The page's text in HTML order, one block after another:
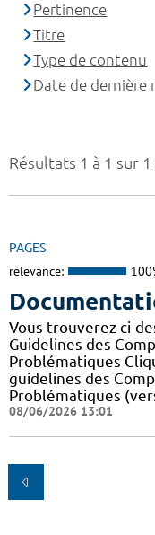
Résultats 1 à 1 sur
PAGES
relevance:
Vous trouverez ci-
Guidelines des
Problématiques
guidelines des
Problématiques
08/06/2026 13:01
Pertinence
Titre
Type de contenu
Date de dernière